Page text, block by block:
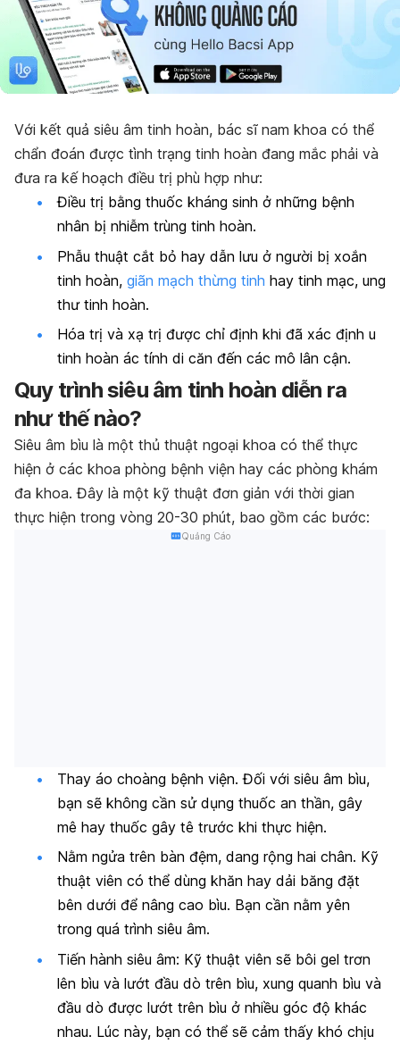
Với kết quả siêu âm tinh hoàn, bác sĩ nam khoa có thể
chẩn đoán được tình trạng tinh hoàn đang mắc phải và
đưa ra kế hoạch điều trị phù hợp như:
Điều trị bằng thuốc kháng sinh ở những bệnh
nhân bị nhiễm trùng tinh hoàn.
Phẫu thuật cắt bỏ hay dẫn lưu ở người bị xoắn
tinh hoàn, giãn mạch thừng tinh hay tinh mạc, ung
thư tinh hoàn.
Hóa trị và xạ trị được chỉ định khi đã xác định u
tinh hoàn ác tính di căn đến các mô lân cận.
Quy trình siêu âm tinh hoàn diễn ra
như thế nào?
Siêu âm bìu là một thủ thuật ngoại khoa có thể thực
hiện ở các khoa phòng bệnh viện hay các phòng khám
đa khoa. Đây là một kỹ thuật đơn giản với thời gian
thực hiện trong vòng 20-30 phút, bao gồm các bước:
Quảng Cáo
Thay áo choàng bệnh viện. Đối với siêu âm bìu,
bạn sẽ không cần sử dụng thuốc an thần, gây
mê hay thuốc gây tê trước khi thực hiện.
Nằm ngửa trên bàn đệm, dang rộng hai chân. Kỹ
thuật viên có thể dùng khăn hay dải băng đặt
bên dưới để nâng cao bìu. Bạn cần nằm yên
trong quá trình siêu âm.
Tiến hành siêu âm: Kỹ thuật viên sẽ bôi gel trơn
lên bìu và lướt đầu dò trên bìu, xung quanh bìu và
đầu dò được lướt trên bìu ở nhiều góc độ khác
nhau. Lúc này, bạn có thể sẽ cảm thấy khó chịu